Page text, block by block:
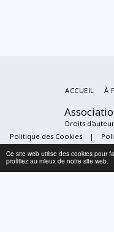
Ce site web utilise des cookies pour
profitiez au mieux de notre site web.
Droits
Politique des Cookies|
ACCUEIL À